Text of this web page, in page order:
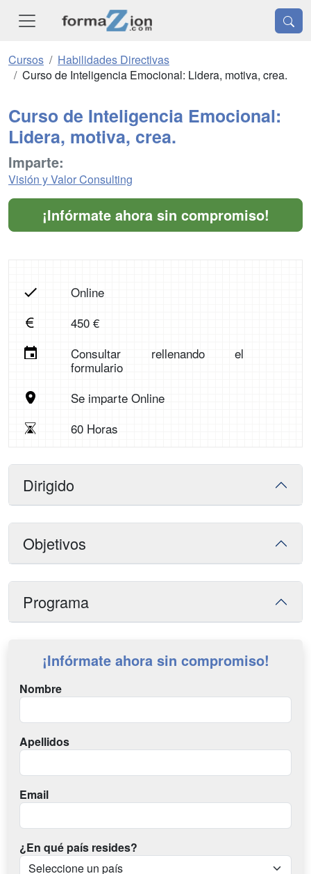
Cursos
Habilidades Directivas
Curso de Inteligencia Emocional: Lidera, motiva, crea.
Curso de Inteligencia Emocional:
Lidera, motiva, crea.
Imparte:
Visión y Valor Consulting
¡Infórmate ahora sin compromiso!
Online
450 €
Consultar rellenando el
formulario
Se imparte Online
60 Horas
Dirigido
Objetivos
Programa
¡Infórmate ahora sin compromiso!
Nombre
Apellidos
Email
¿En qué país resides?